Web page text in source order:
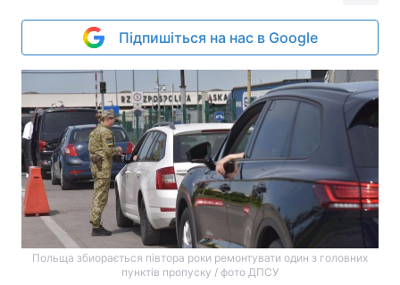
Підпишіться на нас в Google
Польща збиорається півтора роки ремонтувати один з головних
пунктів пропуску / фото ДПСУ